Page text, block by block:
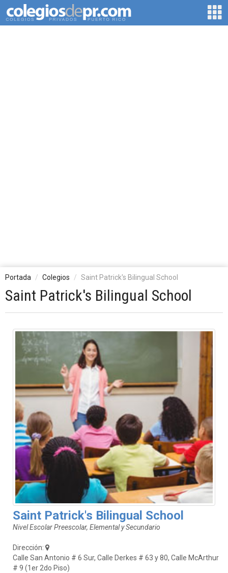
Portada Colegios Saint Patrick's Bilingual School
Saint Patrick's Bilingual School
Saint Patrick's Bilingual School
Nivel Escolar Preescolar, Elemental y Secundario
Dirección:
Calle San Antonio # 6 Sur, Calle Derkes # 63 y 80, Calle McArthur
# 9 (1er 2do Piso)